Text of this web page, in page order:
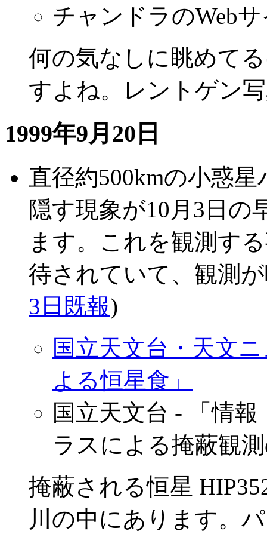
チャンドラのWeb
何の気なしに眺めて
すよね。レントゲン
1999年9月20日
直径約500kmの小惑
隠す現象が10月3日の
ます。これを観測す
待されていて、観測
3日既報)
国立天文台・天文
よる恒星食」
国立天文台 - 「情
ラスによる掩蔽観
掩蔽される恒星
川の中にあります。